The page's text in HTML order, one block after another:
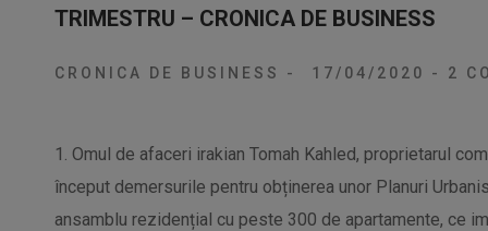
TRIMESTRU – CRONICA DE BUSINESS
CRONICA DE BUSINESS - 17/04/2020 - 2
1. Omul de afaceri irakian Tomah Kahled, proprietarul
început demersurile pentru obținerea unor Planuri
ansamblu rezidențial cu peste 300 de apartamente, ce